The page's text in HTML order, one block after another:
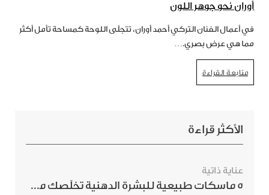
أوران نحو جوهر اللون
في أعمال الفنان التركي أحمد أوران، تتجلّى اللوحة كمساحة تأمل أكثر
مما هي عرض بصري.…
متابعة القراءة
الأكثر قراءة
عناية ذاتية
5 ماسكات طبيعية للبشرة الدهنية تخلّصك من الحبوب بسرعة